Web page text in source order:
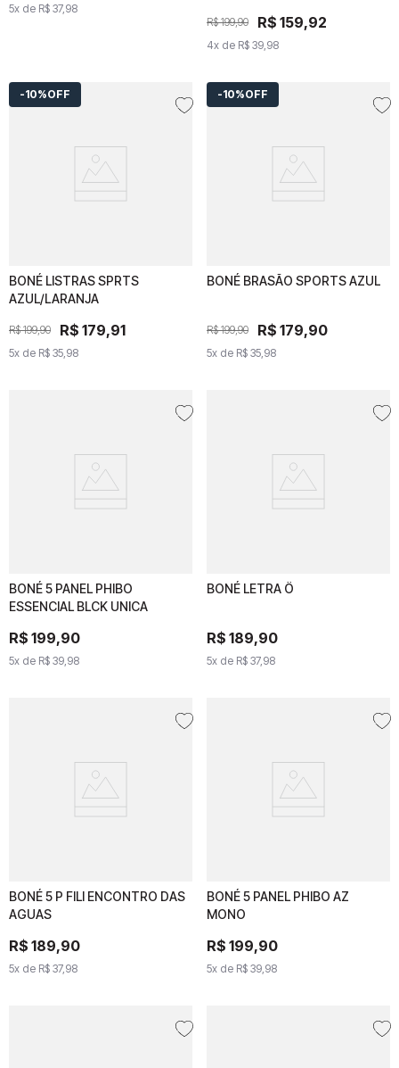
5x de R$ 37, 98
5x deR$ 37
R$ 199,90 R$ 159,92
4x de R$ 39 98
R$ 199 ,90 R$ 159
4 x deR$ 39
10%OFF
BONÉ LISTRAS SPRTS
AZUL/LARANJA
R$ 199,90 R$ 179,91
5x de R$ 35 98
BONÉ LISTRAS SPRTS
AZUL/LARANJA
R$ 199 90 R$ 179,
5x deR$ 35
10%OFF
BONÉ BRASÃO SPORTS AZUL
R$ 199,90 R$ 179,90
5x de R$ 35 98
BONÉ BRASÃO SPORTS
R$ 199 90 R$ 179,90
5x deR$ 35
BONÉ 5 PANEL PHIBO
ESSENCIAL BLCK UNICA
R$ 199,90
5x de R$ 39 98
BONÉ 5 PANEL PHIBO
ESSENCIAL BLCK UNICA
R$ 199,90
5x deR$ 39
BONÉ LETRA Ö
R$ 189,90
5x de R$ 37, 98
BONÉ LETRA Ö
R$189
5x de
BONÉ 5 P FILI ENCONTRO DAS
AGUAS
R$ 189,90
5x de R$ 37, 98
BONÉ 5 P FILI
ENCONTRO DAS AGUAS
R$ 189,90
5x deR$ 37
BONÉ 5 PANEL PHIBO AZ
MONO
R$ 199,90
5x de R$ 39 98
BONÉ 5 PANEL PHIBO AZ
MONO
R$ 199,90
5x deR$ 39